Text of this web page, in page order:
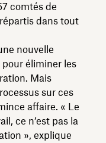
comtés de
dans tout
nouvelle
éliminer les
Mais
sur ces
affaire. « Le
ce n’est pas la
», explique